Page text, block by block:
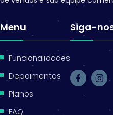
Menu
Funcionalidades
Depoimentos
Planos
FAQ
Siga-